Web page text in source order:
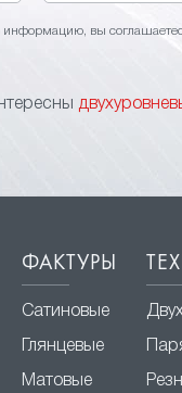
информацию, вы
ФАКТУРЫ
Сатиновые
Глянцевые
Матовые